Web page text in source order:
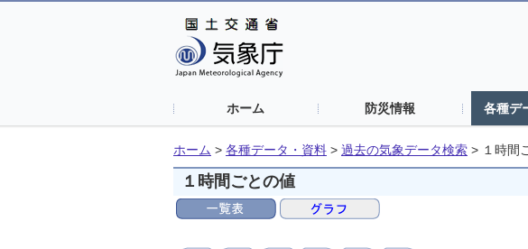
ホーム 防災情報 各種デ
ホーム > 各種データ・資料 > 過去の気象データ検索 > １時間
１時間ごとの値